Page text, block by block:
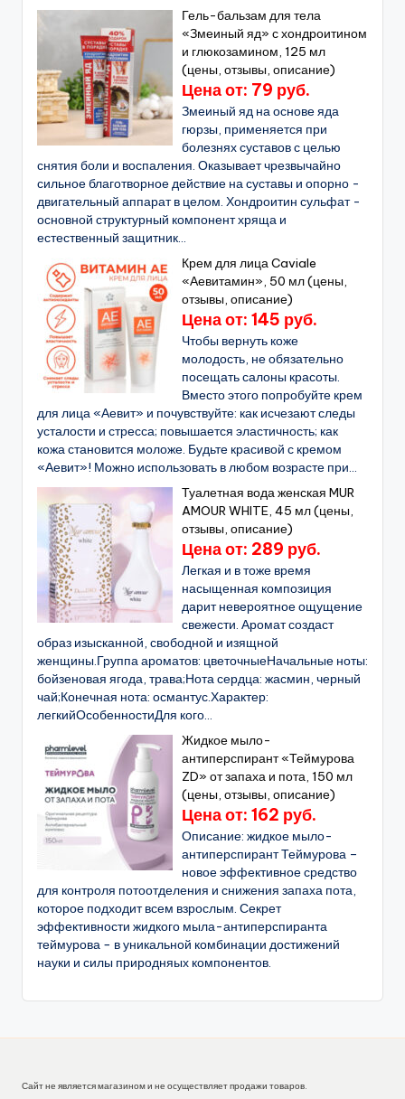
Гель-бальзам для тела
«Змеиный яд» с хондроитином
и глюкозамином, 125 мл
(цены, отзывы, описание)
Цена от: 79 руб.
Змеиный яд на основе яда
гюрзы, применяется при
болезнях суставов с целью
снятия боли и воспаления. Оказывает чрезвычайно
сильное благотворное действие на суставы и опорно -
двигательный аппарат в целом. Хондроитин сульфат -
основной структурный компонент хряща и
естественный защитник...
Крем для лица Caviale
«Аевитамин», 50 мл (цены,
отзывы, описание)
Цена от: 145 руб.
Чтобы вернуть коже
молодость, не обязательно
посещать салоны красоты.
Вместо этого попробуйте крем
для лица «Аевит» и почувствуйте: как исчезают следы
усталости и стресса; повышается эластичность; как
кожа становится моложе. Будьте красивой с кремом
«Аевит»! Можно использовать в любом возрасте при...
Туалетная вода женская MUR
AMOUR WHITE, 45 мл (цены,
отзывы, описание)
Цена от: 289 руб.
Легкая и в тоже время
насыщенная композиция
дарит невероятное ощущение
свежести. Аромат создаст
образ изысканной, свободной и изящной
женщины.Группа ароматов: цветочныеНачальные ноты:
бойзеновая ягода, трава;Нота сердца: жасмин, черный
чай;Конечная нота: османтус.Характер:
легкийОсобенностиДля кого...
Жидкое мыло-
антиперспирант «Теймурова
ZD» от запаха и пота, 150 мл
(цены, отзывы, описание)
Цена от: 162 руб.
Описание: жидкое мыло-
антиперспирант Теймурова –
новое эффективное средство
для контроля потоотделения и снижения запаха пота,
которое подходит всем взрослым. Секрет
эффективности жидкого мыла-антиперспиранта
теймурова − в уникальной комбинации достижений
науки и силы природняых компонентов.
Сайт не является магазином и не осуществляет продажи товаров.